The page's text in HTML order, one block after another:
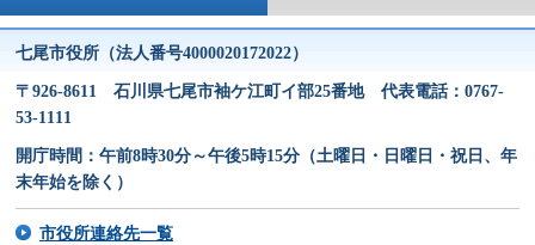
七尾市役所（法人番号4000020172022）
〒926-8611 石川県七尾市袖ケ江町イ部25番地 代表電話：0767-
53-1111
開庁時間：午前8時30分～午後5時15分（土曜日・日曜日・祝日、年
末年始を除く）
市役所連絡先一覧